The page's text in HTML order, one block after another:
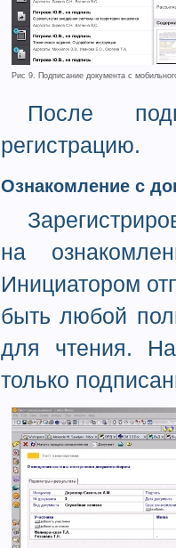
Рис 9. Подписание документа с
После
регистрацию.
Ознакомление с
на
Инициатором
быть любой
для чтения.
только